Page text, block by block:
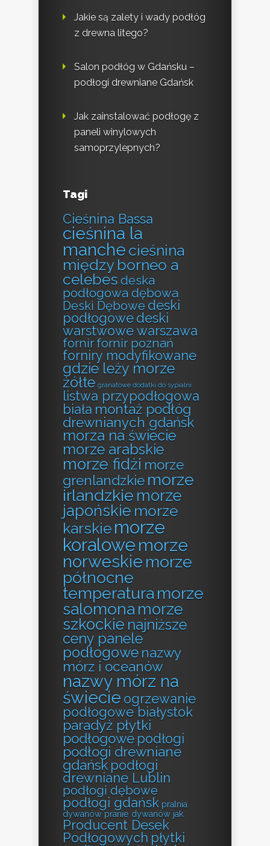
Jakie są zalety i wady podłóg
z drewna litego?
Salon podłóg w Gdańsku –
podłogi drewniane Gdańsk
Jak zainstalować podłogę z
paneli winylowych
samoprzylepnych?
Tagi
Cieśnina Bassa
cieśnina la
manche cieśnina
między borneo a
celebes deska
podłogowa dębowa
Deski Dębowe deski
podłogowe deski
warstwowe warszawa
fornir fornir poznań
forniry modyfikowane
gdzie leży morze
żółte granatowe dodatki do sypialni
listwa przypodłogowa
biała montaż podłóg
drewnianych gdańsk
morza na świecie
morze arabskie
morze fidżi morze
grenlandzkie morze
irlandzkie morze
japońskie morze
karskie morze
koralowe morze
norweskie morze
północne
temperatura morze
salomona morze
szkockie najniższe
ceny panele
podłogowe nazwy
mórz i oceanów
nazwy mórz na
świecie ogrzewanie
podłogowe białystok
paradyż płytki
podłogowe podłogi
podłogi drewniane
gdańsk podłogi
drewniane Lublin
podłogi dębowe
podłogi gdańsk pralnia
dywanów pranie dywanów jak
Producent Desek
Podłogowych płytki